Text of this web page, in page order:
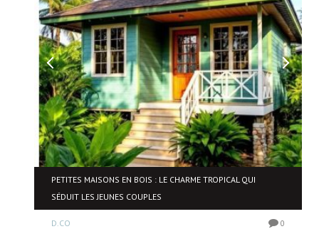
PETITES MAISONS EN BOIS : LE CHARME TROPICAL QUI
SÉDUIT LES JEUNES COUPLES
D.CO 0